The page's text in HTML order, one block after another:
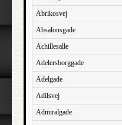
Abrikosvej
Absalonsgade
Achillesalle
Adelersborggade
Adelgade
Adilsvej
Admiralgade